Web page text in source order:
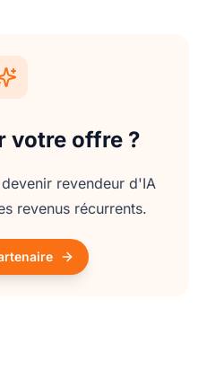
votre offre ?
revendeur d'IA
revenus récurrents.